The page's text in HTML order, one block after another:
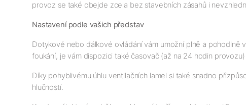
provoz se také obejde zcela bez stavebních zásahů i
Nastavení podle vašich představ
Dotykové nebo dálkové ovládání vám umožní plně a
foukání, je vám dispozici také časovač (až na 24 hodin
Díky pohyblivému úhlu ventilačních lamel si také snadno
hlučností.